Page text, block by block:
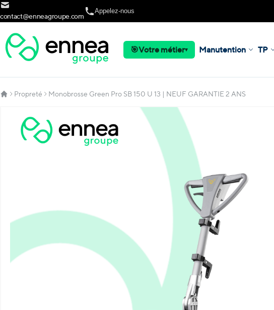
Allez au contenu
contact@enneagroupe.com
Appelez-nous
Manutention TP
🎯Votre métier▾
Propreté Monobrosse Green Pro SB 150 U 13 | NEUF GARANTIE 2 ANS